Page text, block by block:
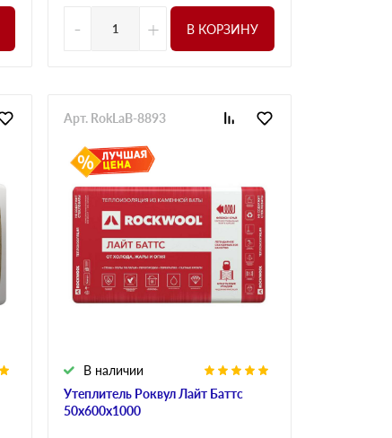
- + В КОРЗИНУ
Утеплитель Роквул Лайт Баттс
50х600х1000
В наличии
Арт. RokLaB-8893